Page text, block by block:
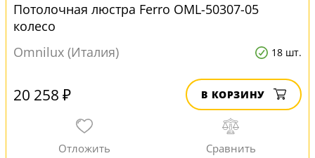
Потолочная люстра Ferro OML-50307-05
колесо
Omnilux (Италия)
18 шт.
20 258 ₽ В КОРЗИНУ